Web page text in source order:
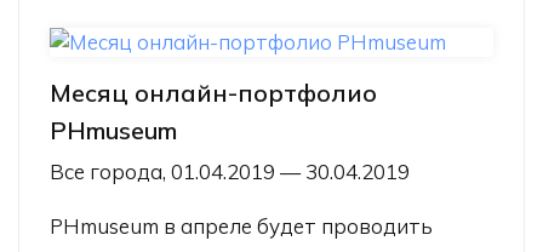
Месяц онлайн-портфолио
PHmuseum
Все города, 01.04.2019 — 30.04.2019
PHmuseum в апреле будет проводить